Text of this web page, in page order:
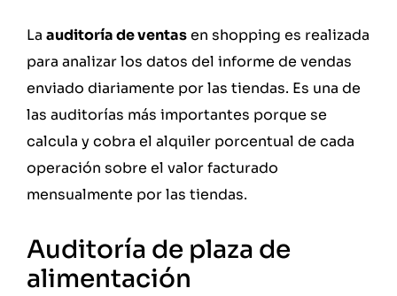
La auditoría de ventasen shopping es realizada
para analizar los datos del informe de vendas
enviado diariamente por las tiendas. Es una de
las auditorías más importantes porque se
calcula y cobra el alquiler porcentual de cada
operación sobre el valor facturado
mensualmente por las tiendas.
Auditoría de plaza de
alimentación